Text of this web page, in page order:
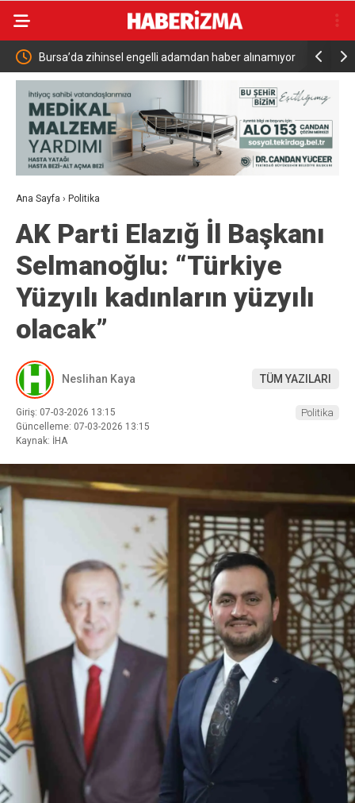
zihinsel engelli adamdan haber alınamıyor Türkiye Suudi Arabistan
Savunma Anlaşması
Ana Sayfa › Politika
AK Parti Elazığ İl Başkanı
Selmanoğlu: “Türkiye
Yüzyılı kadınların yüzyılı
olacak”
Neslihan Kaya TÜM YAZILARI
Giriş: 07-03-2026 13:15
Güncelleme: 07-03-2026 13:15
Kaynak: İHA
Politika